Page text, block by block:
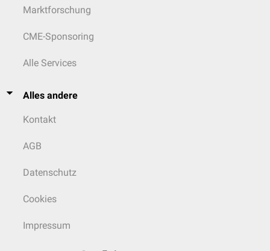
Marktforschung
CME-Sponsoring
Alle Services
Alles andere
Kontakt
AGB
Datenschutz
Cookies
Impressum